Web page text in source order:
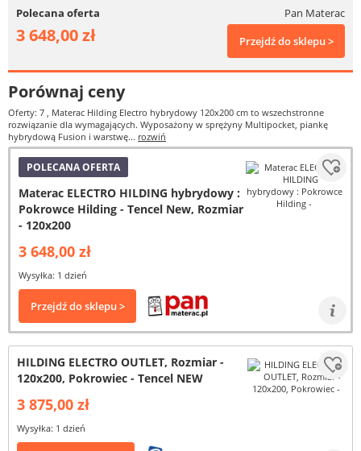
Polecana oferta Pan Materac
3 648,00 zł Przejdź do sklepu >
Porównaj ceny
Oferty: 7 , Materac Hilding Electro hybrydowy 120x200 cm to wszechstronne
rozwiązanie dla wymagających. Wyposażony w sprężyny Multipocket, piankę
hybrydową Fusion i warstwę... rozwiń
POLECANA OFERTA
Materac ELECTRO HILDING hybrydowy :
Pokrowce Hilding - Tencel New, Rozmiar
- 120x200
3 648,00 zł
Wysyłka: 1 dzień
Przejdź do sklepu >
HILDING ELECTRO OUTLET, Rozmiar -
120x200, Pokrowiec - Tencel NEW
3 875,00 zł
Wysyłka: 1 dzień